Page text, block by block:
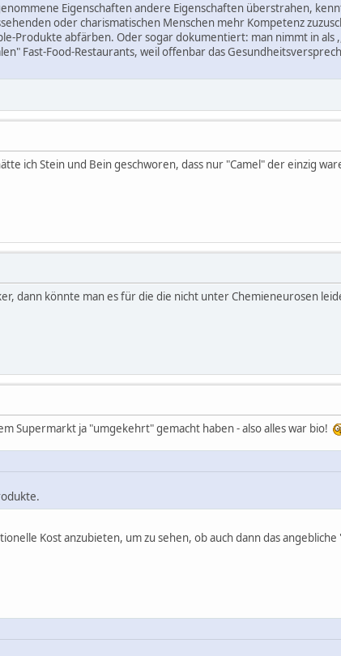
Eigenschaften andere Eigenschaften überstrahen,
oder charismatischen Menschen mehr Kompetenz
Produkte abfärben. Oder sogar dokumentiert: man nimmt in als
Fast-Food-Restaurants, weil offenbar das
ich Stein und Bein geschworen, dass nur "Camel" der einzig
dann könnte man es für die die nicht unter Chemieneurosen
Supermarkt ja "umgekehrt" gemacht haben - also alles war bio!
Kost anzubieten, um zu sehen, ob auch dann das angebliche